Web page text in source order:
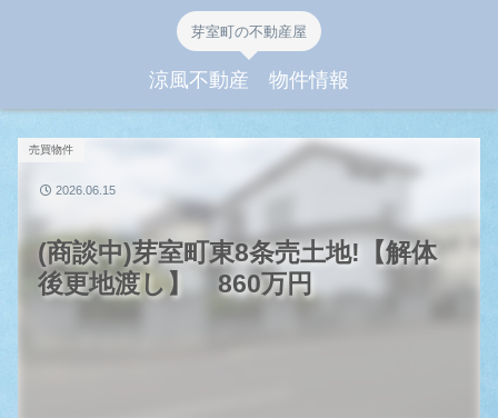
芽室町の不動産屋
涼風不動産 物件情報
(商談中)芽室町東8条売土地!【解体
後更地渡し】 860万円
売買物件
2026.06.15